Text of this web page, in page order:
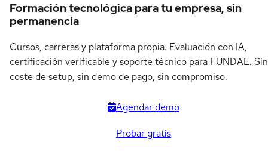
Formación tecnológica para tu empresa, sin
permanencia
Cursos, carreras y plataforma propia. Evaluación con IA,
certificación verificable y soporte técnico para FUNDAE. Sin
coste de setup, sin demo de pago, sin compromiso.
Agendar demo
Probar gratis